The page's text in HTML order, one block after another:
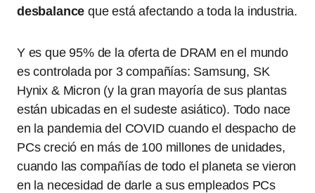
desbalance que está afectando a toda la industria.
Y es que 95% de la oferta de DRAM en el mundo
es controlada por 3 compañías: Samsung, SK
Hynix & Micron (y la gran mayoría de sus plantas
están ubicadas en el sudeste asiático). Todo nace
en la pandemia del COVID cuando el despacho de
PCs creció en más de 100 millones de unidades,
cuando las compañías de todo el planeta se vieron
en la necesidad de darle a sus empleados PCs